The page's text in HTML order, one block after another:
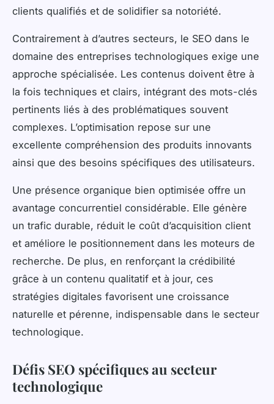
clients qualifiés et de solidifier sa notoriété.
Contrairement à d’autres secteurs, le SEO dans le
domaine des entreprises technologiques exige une
approche spécialisée. Les contenus doivent être à
la fois techniques et clairs, intégrant des mots-clés
pertinents liés à des problématiques souvent
complexes. L’optimisation repose sur une
excellente compréhension des produits innovants
ainsi que des besoins spécifiques des utilisateurs.
Une présence organique bien optimisée offre un
avantage concurrentiel considérable. Elle génère
un trafic durable, réduit le coût d’acquisition client
et améliore le positionnement dans les moteurs de
recherche. De plus, en renforçant la crédibilité
grâce à un contenu qualitatif et à jour, ces
stratégies digitales favorisent une croissance
naturelle et pérenne, indispensable dans le secteur
technologique.
Défis SEO spécifiques au secteur
technologique